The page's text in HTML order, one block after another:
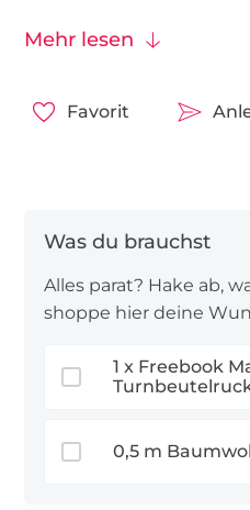
Tunnelzugverschluss
Wahl für alle macht, die
zwei Stunden entsteht
der sich individuell an
Unsere
für langlebige
Mehr lesen
Favorit
Alles parat? Hake ab,
shoppe hier deine
1 x Freebook Malomi
0,5 m